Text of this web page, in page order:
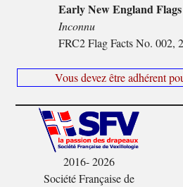
Early New England Flags
Inconnu
FRC2 Flag Facts No. 002,
Vous devez être adhérent
2016- 2026
Société Française de